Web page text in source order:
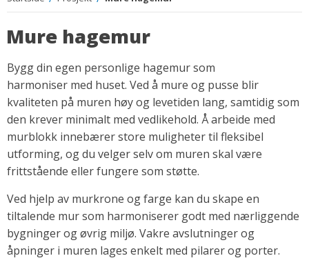
Mure hagemur
Bygg din egen personlige hagemur som
harmoniser med huset. Ved å mure og pusse blir
kvaliteten på muren høy og levetiden lang, samtidig som
den krever minimalt med vedlikehold. Å arbeide med
murblokk innebærer store muligheter til fleksibel
utforming, og du velger selv om muren skal være
frittstående eller fungere som støtte.
Ved hjelp av murkrone og farge kan du skape en
tiltalende mur som harmoniserer godt med nærliggende
bygninger og øvrig miljø. Vakre avslutninger og
åpninger i muren lages enkelt med pilarer og porter.